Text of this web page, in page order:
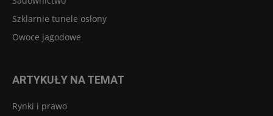
Szklarnie tunele osłony
Owoce jagodowe
ARTYKUŁY NA TEMAT
Rynki i prawo